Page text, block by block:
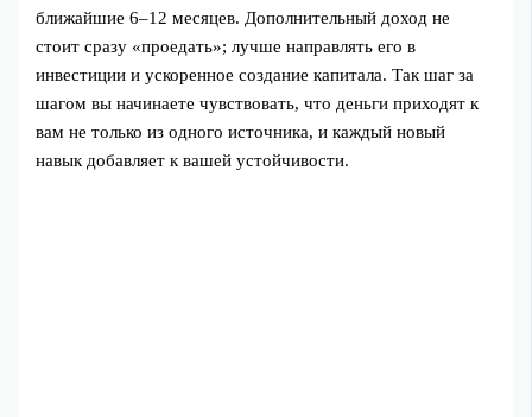
ближайшие 6–12 месяцев. Дополнительный доход не
стоит сразу «проедать»; лучше направлять его в
инвестиции и ускоренное создание капитала. Так шаг за
шагом вы начинаете чувствовать, что деньги приходят к
вам не только из одного источника, и каждый новый
навык добавляет к вашей устойчивости.